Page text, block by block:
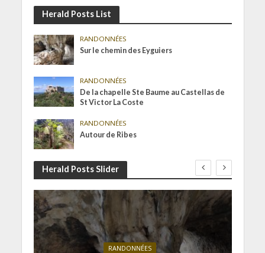
Herald Posts List
RANDONNÉES
Sur le chemin des Eyguiers
RANDONNÉES
De la chapelle Ste Baume au Castellas de
St Victor La Coste
RANDONNÉES
Autour de Ribes
Herald Posts Slider
RANDONNÉES